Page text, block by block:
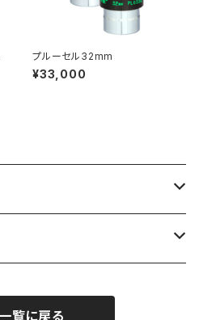
プルーセル32mm
¥33,000
覧に戻る